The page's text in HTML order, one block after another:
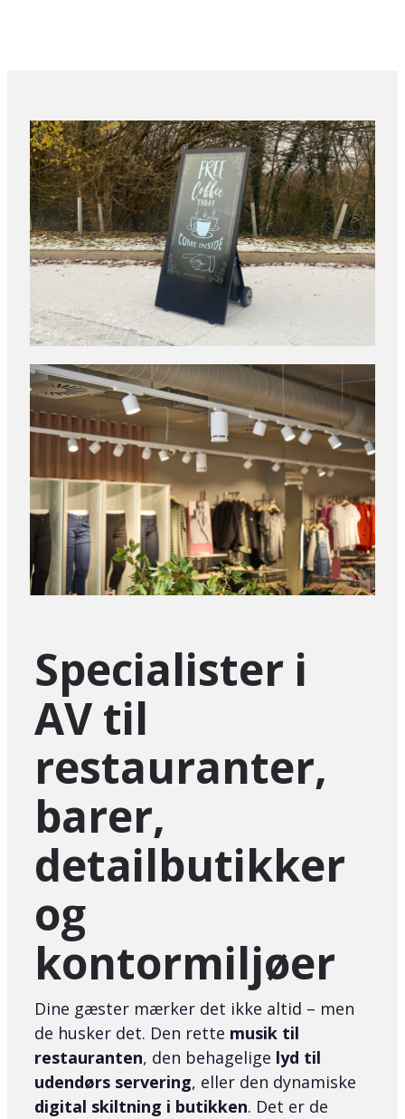
Specialister i
AV til
restauranter,
barer,
detailbutikker
og
kontormiljøer
Dine gæster mærker det ikke altid – men
de husker det. Den rette musik til
restauranten, den behagelige lyd til
udendørs servering, eller den dynamiske
digital skiltning i butikken. Det er de